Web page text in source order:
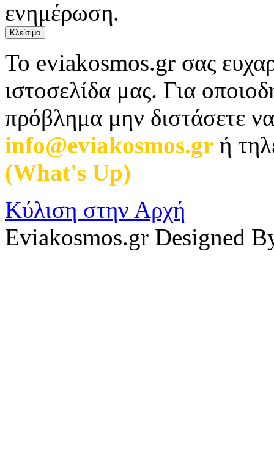
ενημέρωση.
Κλείσιμο
Το eviakosmos.gr σας
ιστοσελίδα μας. Για
πρόβλημα μην διστάσετε
info@eviakosmos.gr ή
(What's Up)
Κύλιση στην Αρχή
Eviakosmos.gr Designed